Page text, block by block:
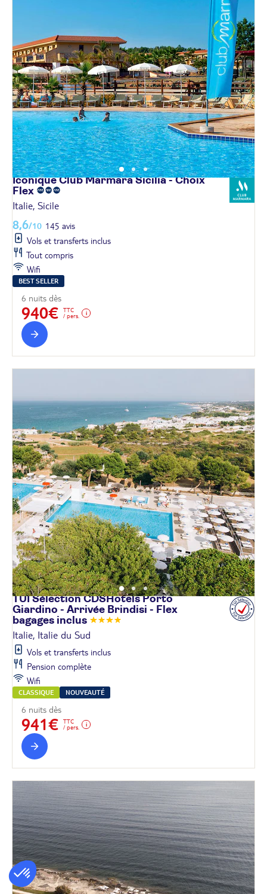
Iconique Club Marmara Sicilia - Choix
Flex
Italie, Sicile
8,6/10 145 avis
Vols et transferts inclus
Tout compris
Wifi
BEST SELLER
6 nuits dès
940€
TTC
/ pers.
TUI Sélection CDSHotels Porto
Giardino - Arrivée Brindisi - Flex
bagages inclus
Italie, Italie du Sud
Vols et transferts inclus
Pension complète
Wifi
CLASSIQUE NOUVEAUTÉ
6 nuits dès
941€
TTC
/ pers.